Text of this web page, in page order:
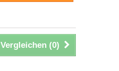
Vergleichen (0)